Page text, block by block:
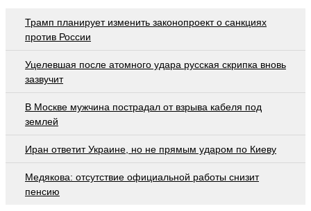
Трамп планирует изменить законопроект о санкциях
против России
Уцелевшая после атомного удара русская скрипка вновь
зазвучит
В Москве мужчина пострадал от взрыва кабеля под
землей
Иран ответит Украине, но не прямым ударом по Киеву
Медякова: отсутствие официальной работы снизит
пенсию